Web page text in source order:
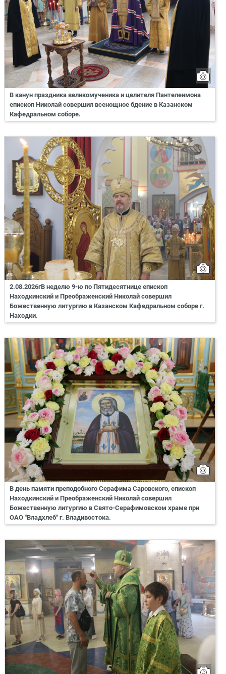
В канун праздника великомученика и целителя Пантелеимона
епископ Николай совершил всенощное бдение в Казанском
Кафедральном соборе.
2.08.2026гВ неделю 9-ю по Пятидесятнице епископ
Находкинский и Преображенский Николай совершил
Божественную литургию в Казанском Кафедральном соборе г.
Находки.
В день памяти преподобного Серафима Саровского, епископ
Находкинский и Преображенский Николай совершил
Божественную литургию в Свято-Серафимовском храме при
ОАО "Владхлеб" г. Владивостока.